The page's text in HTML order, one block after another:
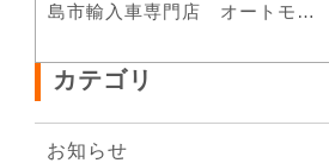
島市輸入車専門店 オートモー
カテゴリ
お知らせ